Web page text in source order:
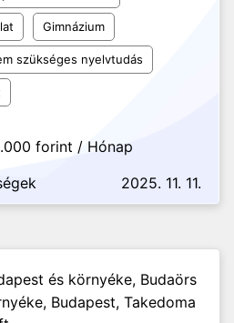
Gimnázium
szükséges nyelvtudás
forint / Hónap
2025. 11. 11.
és környéke, Budaörs
Budapest, Takedoma